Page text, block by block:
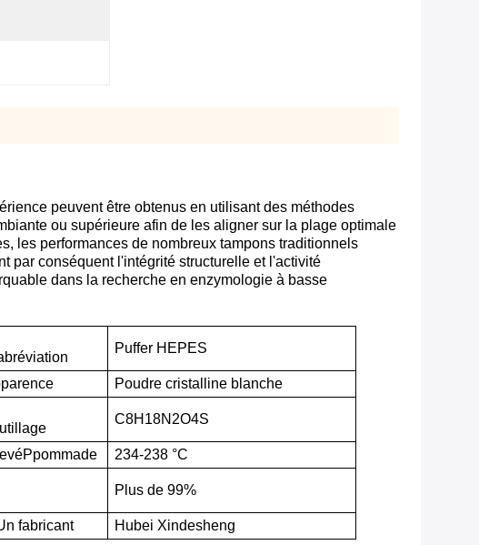
peuvent être obtenus en utilisant des méthodes
ou supérieure afin de les aligner sur la plage optimale
les performances de nombreux tampons traditionnels
par conséquent l'intégrité structurelle et l'activité
dans la recherche en enzymologie à basse
Puffer HEPES
Poudre cristalline blanche
C8H18N2O4S
levéPpommade
234-238 °C
Plus de 99%
fabricant Hubei Xindesheng